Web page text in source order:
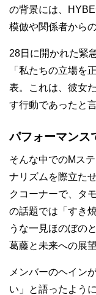
の背景には、
模倣や関係者から
28日に開かれた緊
「私たちの立場を
表。これは、彼女
す行動であったと言
パフォーマンス
そんな中でのMス
ナリズムを際立た
クコーナーで、タ
の話題では「すき
うな一見ほのぼの
葛藤と未来への展
メンバーのヘイン
い」と語ったよう